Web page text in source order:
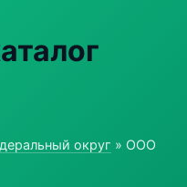
округ » ООО